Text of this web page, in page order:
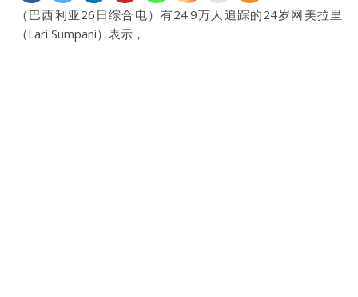
（巴西利亚26日综合电）有24.9万人追踪的24岁网美拉里
（Lari Sumpani）表示，